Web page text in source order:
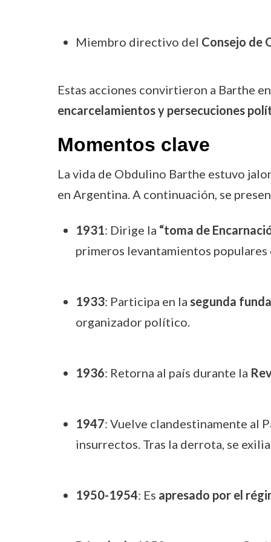
Miembro directivo del Consejo de
Estas acciones convirtieron a Barthe
encarcelamientos y persecuciones
Momentos clave
La vida de Obdulino Barthe estuvo
en Argentina. A continuación, se
1931: Dirige la “toma de
primeros levantamientos
1933: Participa en la segunda
organizador político.
1936: Retorna al país durante la
1947: Vuelve clandestinamente al
insurrectos. Tras la derrota, se
1950-1954: Es apresado por el